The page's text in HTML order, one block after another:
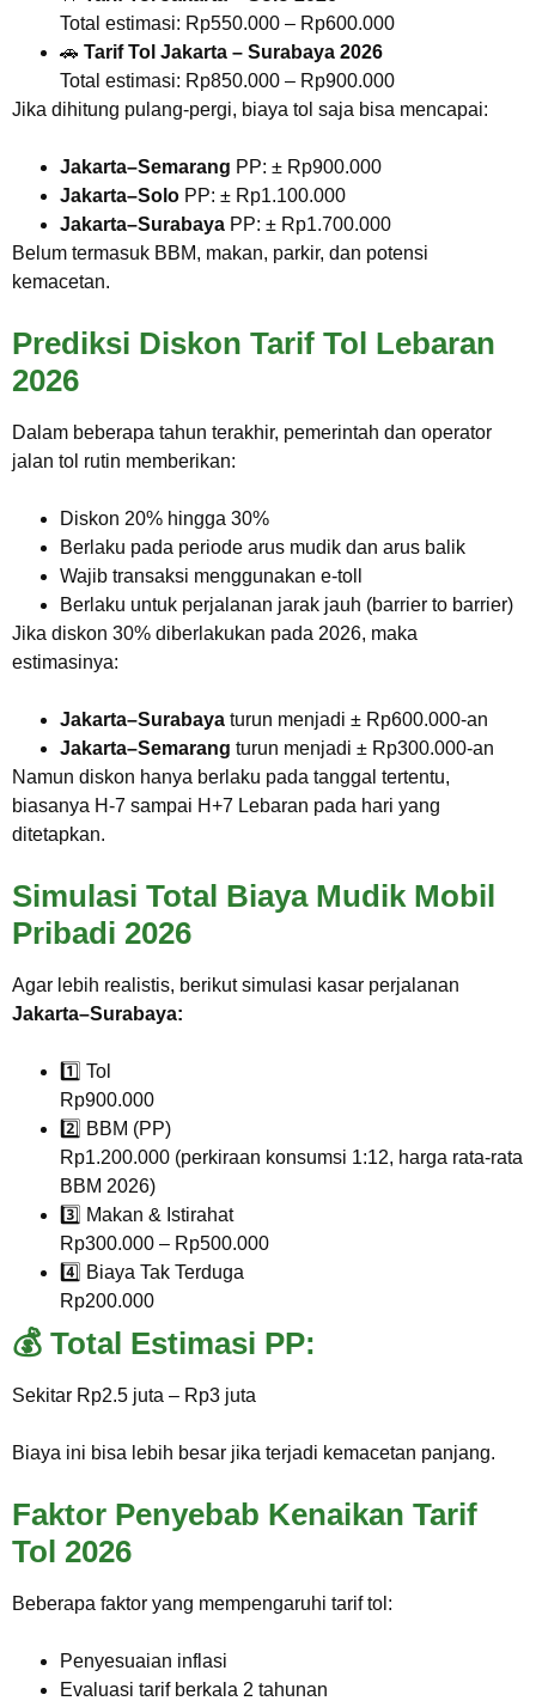
Total estimasi: Rp550.000 – Rp600.000
🚗 Tarif Tol Jakarta – Surabaya 2026
Total estimasi: Rp850.000 – Rp900.000
Jika dihitung pulang-pergi, biaya tol saja bisa mencapai:
Jakarta–Semarang PP: ± Rp900.000
Jakarta–Solo PP: ± Rp1.100.000
Jakarta–Surabaya PP: ± Rp1.700.000
Belum termasuk BBM, makan, parkir, dan potensi
kemacetan.
Prediksi Diskon Tarif Tol Lebaran
2026
Dalam beberapa tahun terakhir, pemerintah dan operator
jalan tol rutin memberikan:
Diskon 20% hingga 30%
Berlaku pada periode arus mudik dan arus balik
Wajib transaksi menggunakan e-toll
Berlaku untuk perjalanan jarak jauh (barrier to barrier)
Jika diskon 30% diberlakukan pada 2026, maka
estimasinya:
Jakarta–Surabaya turun menjadi ± Rp600.000-an
Jakarta–Semarang turun menjadi ± Rp300.000-an
Namun diskon hanya berlaku pada tanggal tertentu,
biasanya H-7 sampai H+7 Lebaran pada hari yang
ditetapkan.
Simulasi Total Biaya Mudik Mobil
Pribadi 2026
Agar lebih realistis, berikut simulasi kasar perjalanan
Jakarta–Surabaya:
1️⃣ Tol
Rp900.000
2️⃣ BBM (PP)
Rp1.200.000 (perkiraan konsumsi 1:12, harga rata-rata
BBM 2026)
3️⃣ Makan & Istirahat
Rp300.000 – Rp500.000
4️⃣ Biaya Tak Terduga
Rp200.000
💰 Total Estimasi PP:
Sekitar Rp2.5 juta – Rp3 juta
Biaya ini bisa lebih besar jika terjadi kemacetan panjang.
Faktor Penyebab Kenaikan Tarif
Tol 2026
Beberapa faktor yang mempengaruhi tarif tol:
Penyesuaian inflasi
Evaluasi tarif berkala 2 tahunan